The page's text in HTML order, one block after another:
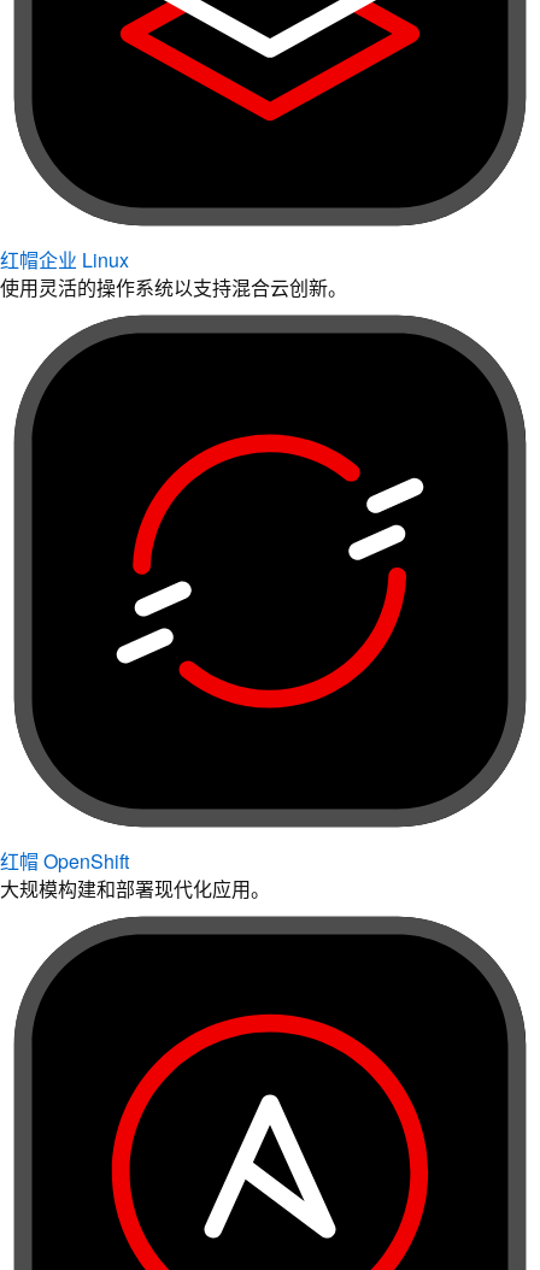
红帽企业 Linux
使用灵活的操作系统以支持混合云创新。
红帽 OpenShift
大规模构建和部署现代化应用。